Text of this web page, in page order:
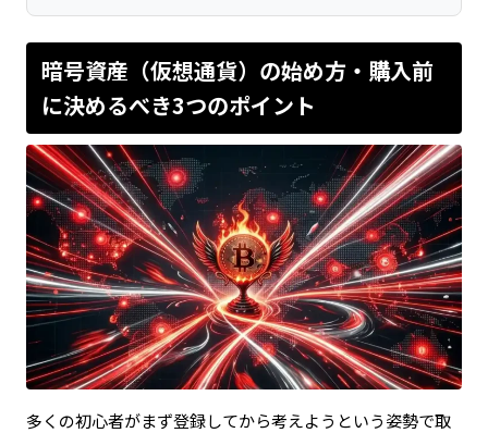
暗号資産（仮想通貨）の始め方・購入前
に決めるべき3つのポイント
多くの初心者がまず登録してから考えようという姿勢で取